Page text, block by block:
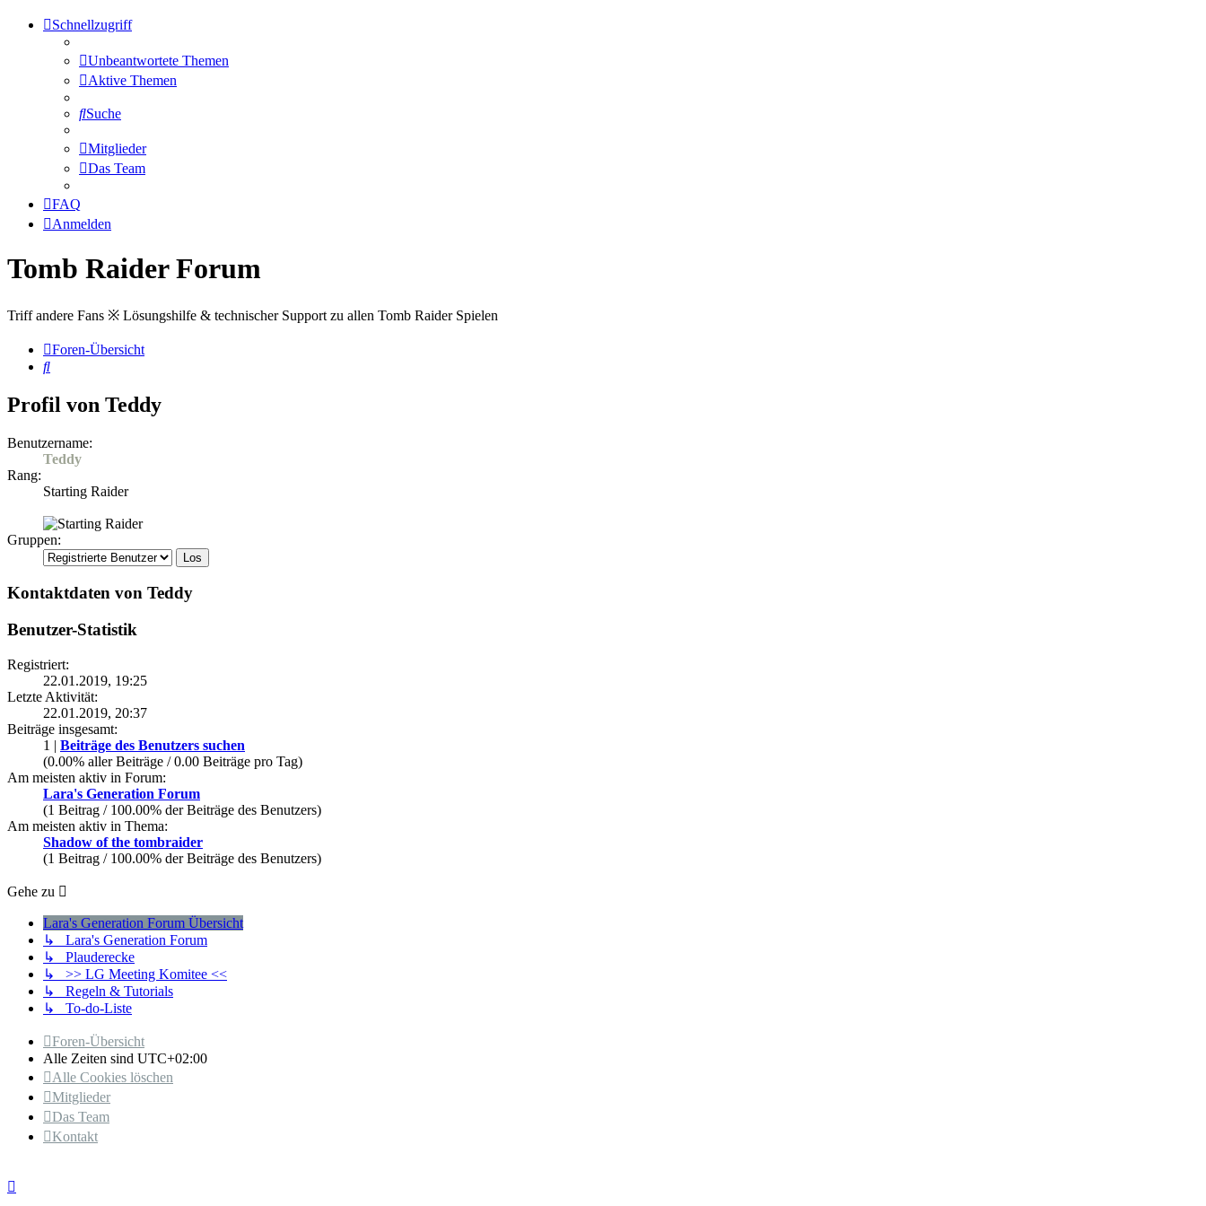
Schnellzugriff
Unbeantwortete Themen
Aktive Themen
Suche
Mitglieder
Das Team
FAQ
Anmelden
Tomb Raider Forum
Triff andere Fans ※ Lösungshilfe & technischer Support zu allen Tomb Raider Spielen
Foren-Übersicht
Suche
Profil von Teddy
Benutzername:
Teddy
Rang:
Starting Raider
Gruppen:
Kontaktdaten von Teddy
Benutzer-Statistik
Registriert:
22.01.2019, 19:25
Letzte Aktivität:
22.01.2019, 20:37
Beiträge insgesamt:
1 | Beiträge des Benutzers suchen
(0.00% aller Beiträge / 0.00 Beiträge pro Tag)
Am meisten aktiv in Forum:
Lara's Generation Forum
(1 Beitrag / 100.00% der Beiträge des Benutzers)
Am meisten aktiv in Thema:
Shadow of the tombraider
(1 Beitrag / 100.00% der Beiträge des Benutzers)
Gehe zu
Lara's Generation Forum Übersicht
↳ Lara's Generation Forum
↳ Plauderecke
↳ >> LG Meeting Komitee <<
↳ Regeln & Tutorials
↳ To-do-Liste
Foren-Übersicht
Alle Zeiten sind UTC+02:00
Alle Cookies löschen
Mitglieder
Das Team
Kontakt